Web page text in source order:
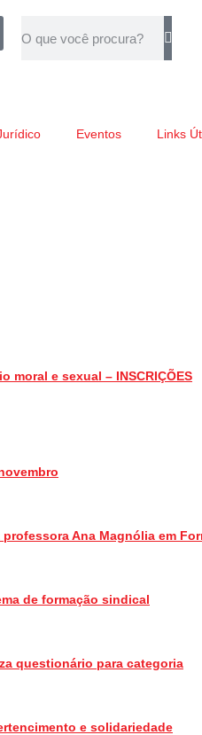
Eventos Links
moral e sexual – INSCRIÇÕES
Ana Magnólia em
de formação sindical
questionário para categoria
e solidariedade